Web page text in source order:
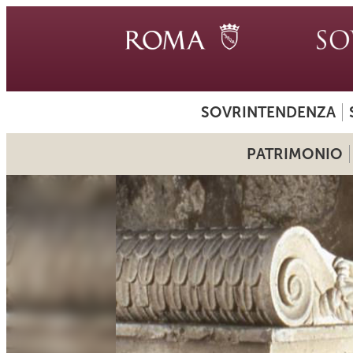
SOVRINTENDENZA
PATRIMONIO